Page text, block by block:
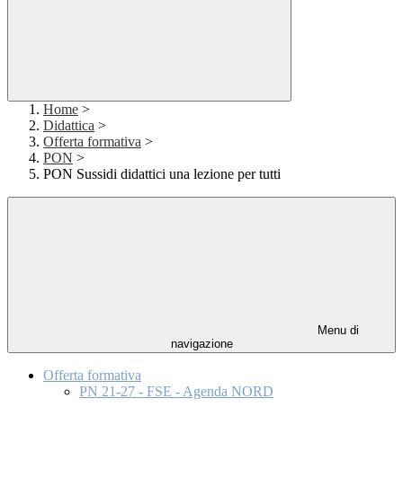
Home >
Didattica >
Offerta formativa >
PON >
PON Sussidi didattici una lezione per tutti
Menu di
navigazione
Offerta formativa
PN 21-27 - FSE - Agenda NORD